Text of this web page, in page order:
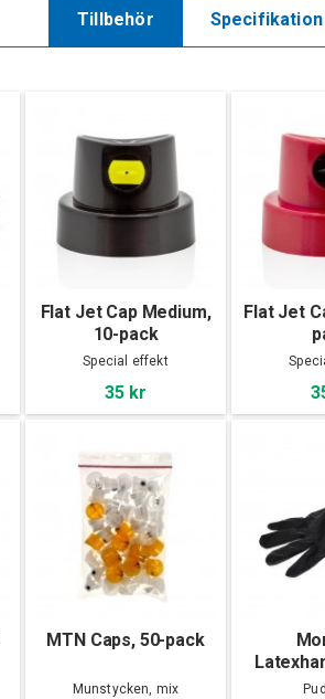
Tillbehör Specifikation
Flat Jet Cap Medium,
10-pack
Special effekt
35 kr
Flat Jet
MTN Caps, 50-pack
Munstycken, mix